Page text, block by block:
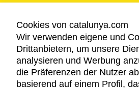
RECHTLICHER
Cookies von catalunya.com
Wir verwenden eigene und
Drittanbietern, um unsere
analysieren und Werbung
die Präferenzen der Nutzer
basierend auf einem Profil,